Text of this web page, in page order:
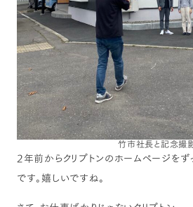
竹市社長と記念撮
2年前からクリプトンのホームページをず
です。嬉しいですね。